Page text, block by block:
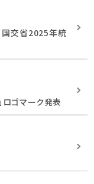
国交省2025年統
ロゴマーク発表